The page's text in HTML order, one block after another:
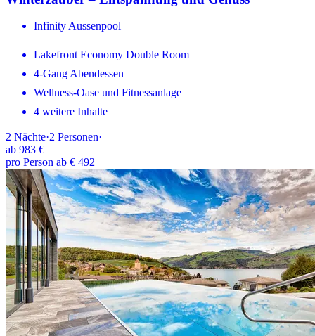
Infinity Aussenpool
Lakefront Economy Double Room
4-Gang Abendessen
Wellness-Oase und Fitnessanlage
4 weitere Inhalte
2 Nächte·2 Personen·
ab 983 €
pro Person ab € 492